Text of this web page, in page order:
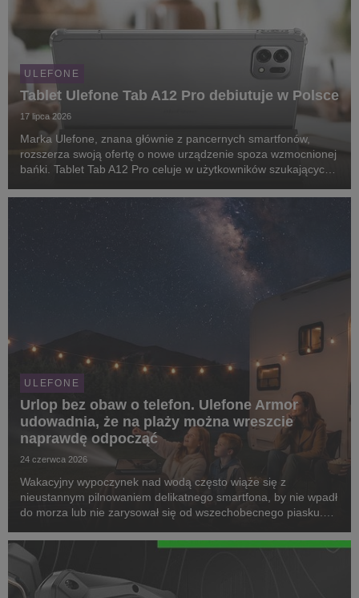
ULEFONE
Tablet Ulefone Tab A12 Pro debiutuje w Polsce
17 lipca 2026
Marka Ulefone, znana głównie z pancernych smartfonów,
rozszerza swoją ofertę o nowe urządzenie spoza wzmocnionej
bańki. Tablet Tab A12 Pro celuje w użytkowników szukających
przy okazji nie potrzebują wzmocnionego ...
ULEFONE
Urlop bez obaw o telefon. Ulefone Armor
udowadnia, że na plaży można wreszcie
naprawdę odpocząć
24 czerwca 2026
Wakacyjny wypoczynek nad wodą często wiąże się z
nieustannym pilnowaniem delikatnego smartfona, by nie wpadł
do morza lub nie zarysował się od wszechobecnego piasku.
Kluczem do prawdziwego, beztroskiego relaksu na ...